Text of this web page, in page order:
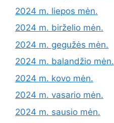
2024 m. liepos mėn.
2024 m. birželio mėn.
2024 m. gegužės mėn.
2024 m. balandžio mėn.
2024 m. kovo mėn.
2024 m. vasario mėn.
2024 m. sausio mėn.